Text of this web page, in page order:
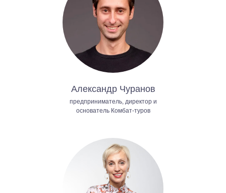
Александр Чуранов
предприниматель, директор и
основатель Комбат-туров